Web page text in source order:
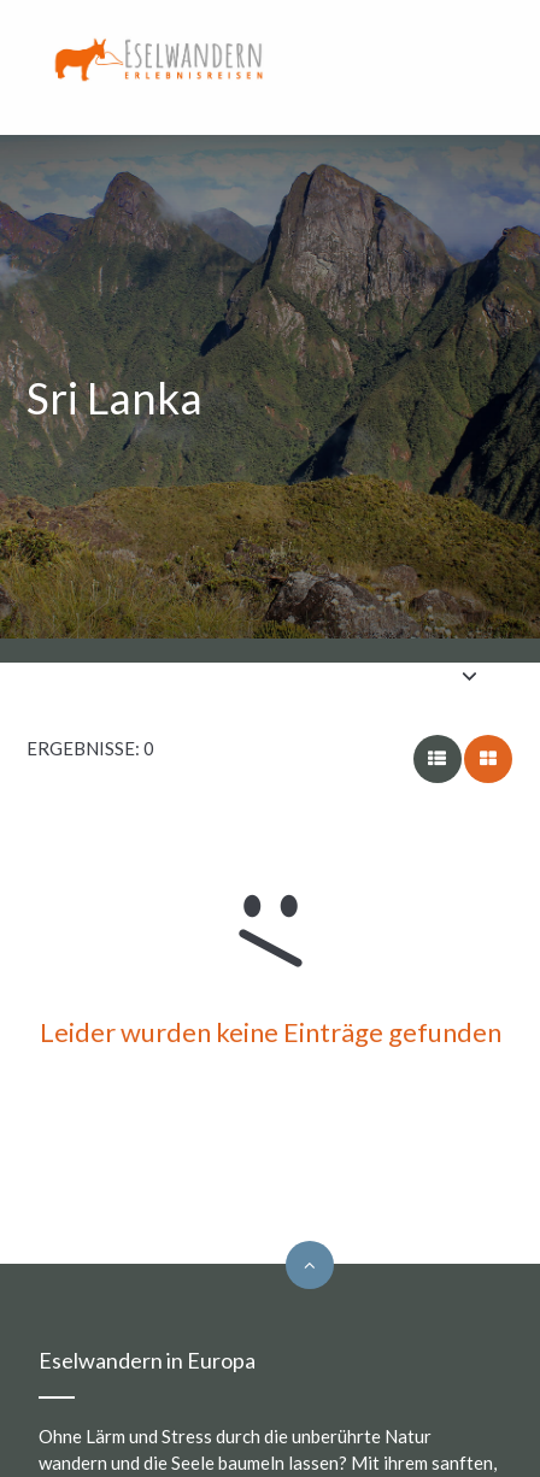
Sri Lanka
ERGEBNISSE: 0
Leider wurden keine Einträge gefunden
Eselwandern in Europa
Ohne Lärm und Stress durch die unberührte Natur
wandern und die Seele baumeln lassen? Mit ihrem sanften,